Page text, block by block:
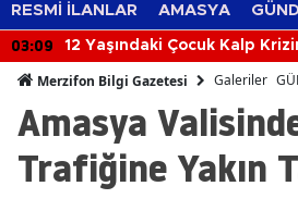
RESMİ İLANLAR AMASYA
03:09 12 Yaşındaki Çocuk Kalp
Merzifon Bilgi Gazetesi Galeriler
Amasya
Trafiğine Yakın